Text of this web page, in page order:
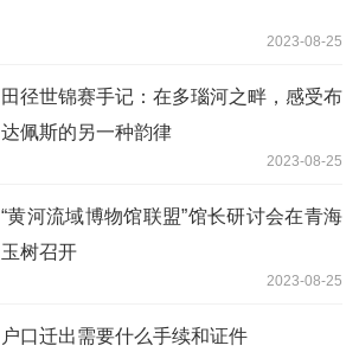
2023-08-25
田径世锦赛手记：在多瑙河之畔，感受布
达佩斯的另一种韵律
2023-08-25
“黄河流域博物馆联盟”馆长研讨会在青海
玉树召开
2023-08-25
户口迁出需要什么手续和证件